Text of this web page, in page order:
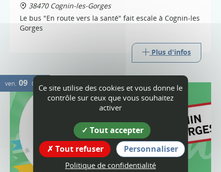
38470 Cognin-les-Gorges
Le bus "En route vers la santé" fait escale à Cognin-les
Gorges
Plus d'infos
ven. 09 OCT.Ce site utilise des cookies et vous donne le
contrôle sur ceux que vous souhaitez
activer
Tout accepter
Tout refuser
Personnaliser
Politique de confidentialité